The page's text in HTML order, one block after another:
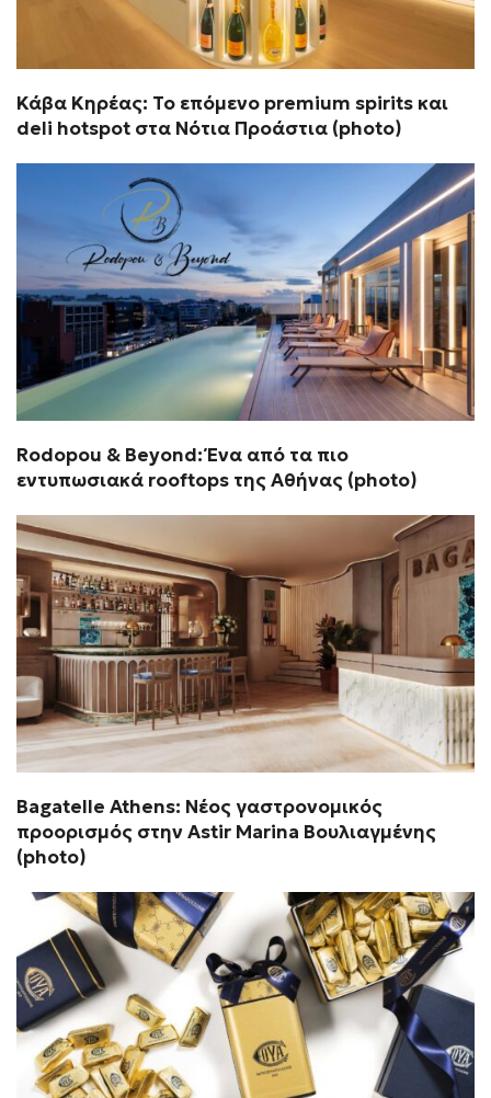
Κάβα Κηρέας: Το επόμενο premium spirits και
deli hotspot στα Νότια Προάστια (photo)
Rodopou & Beyond: Ένα από τα πιο
εντυπωσιακά rooftops της Αθήνας (photo)
Bagatelle Athens: Νέος γαστρονομικός
προορισμός στην Astir Marina Βουλιαγμένης
(photo)